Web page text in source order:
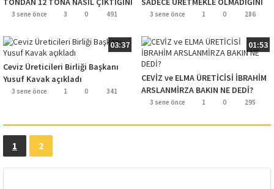
ANLATTI!..
3 sene önce 3 0 491
SÖYLEDİ
3 sene önce 1 0 286
03:37
Ceviz Üreticileri Birliği Başkanı
Yusuf Kavak açıkladı
3 sene önce 1 0 341
01:53
CEVİZ ve ELMA ÜRETİCİSİ İBRAHİM
ARSLANMİRZA BAKIN NE DEDİ?
3 sene önce 1 0 295
1 2